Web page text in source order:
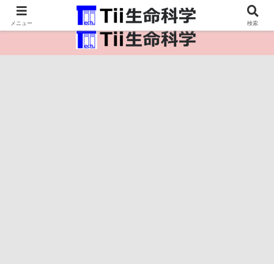
医療保健・生命・生物の情報インフラ。
メニュー 検索